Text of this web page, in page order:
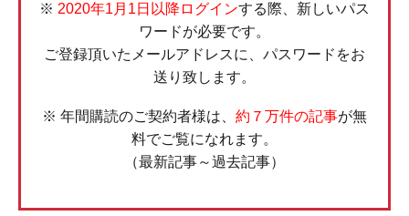
※ 2020年1月1日以降ログインする際、新しいパス
ワードが必要です。
ご登録頂いたメールアドレスに、パスワードをお
送り致します。
※ 年間購読のご契約者様は、 約７万件の記事が無
料でご覧になれます。
（最新記事～過去記事）